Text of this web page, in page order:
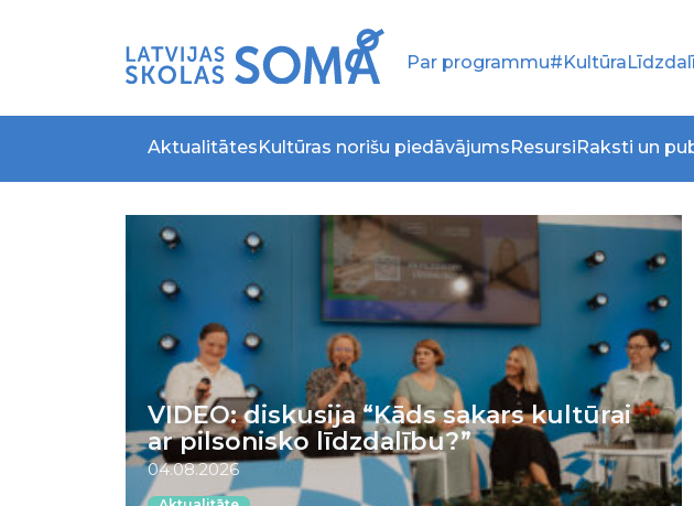
Par programmu
Aktualitātes Kultūras norišu piedāvājums Resursi Raksti un
VIDEO: diskusija “Kāds sakars kultūrai
ar pilsonisko līdzdalību?”
04.08.2026